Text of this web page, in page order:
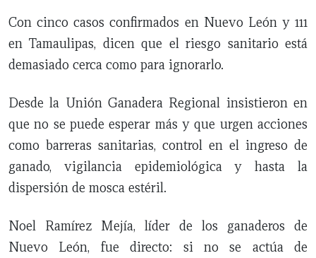
Con cinco casos confirmados en Nuevo León y 111
en Tamaulipas, dicen que el riesgo sanitario está
demasiado cerca como para ignorarlo.
Desde la Unión Ganadera Regional insistieron en
que no se puede esperar más y que urgen acciones
como barreras sanitarias, control en el ingreso de
ganado, vigilancia epidemiológica y hasta la
dispersión de mosca estéril.
Noel Ramírez Mejía, líder de los ganaderos de
Nuevo León, fue directo: si no se actúa de